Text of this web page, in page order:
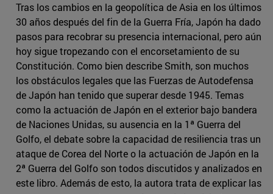
Tras los cambios en la geopolítica de Asia en los últimos
30 años después del fin de la Guerra Fría, Japón ha dado
pasos para recobrar su presencia internacional, pero aún
hoy sigue tropezando con el encorsetamiento de su
Constitución. Como bien describe Smith, son muchos
los obstáculos legales que las Fuerzas de Autodefensa
de Japón han tenido que superar desde 1945. Temas
como la actuación de Japón en el exterior bajo bandera
de Naciones Unidas, su ausencia en la 1ª Guerra del
Golfo, el debate sobre la capacidad de resiliencia tras un
ataque de Corea del Norte o la actuación de Japón en la
2ª Guerra del Golfo son todos discutidos y analizados en
este libro. Además de esto, la autora trata de explicar las